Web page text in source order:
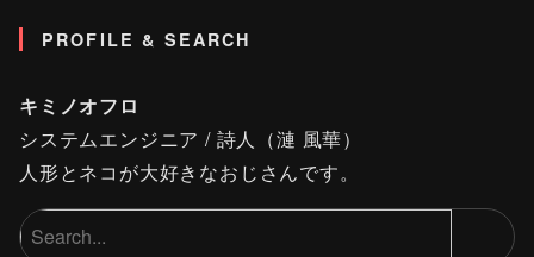
PROFILE & SEARCH
キミノオフロ
システムエンジニア / 詩人（漣 風華）
人形とネコが大好きなおじさんです。